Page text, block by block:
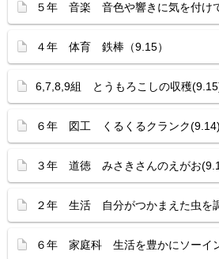
５年 音楽 音色や響きに気を付け
４年 体育 鉄棒（9.15）
6,7,8,9組 とうもろこしの収穫
６年 図工 くるくるクランク(9.14)
３年 道徳 みさきさんのえがお
２年 生活 自分がつかまえた虫を
６年 家庭科 生活を豊かにソーイ